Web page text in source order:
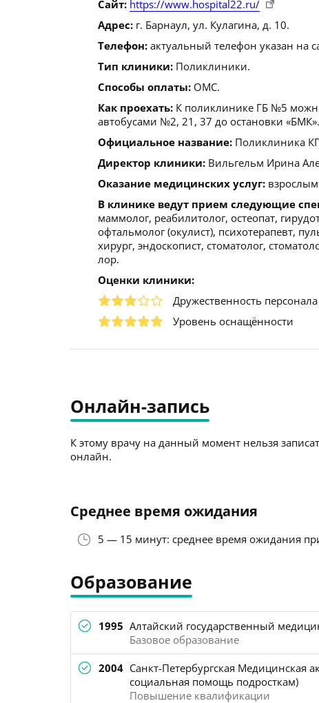
Сайт: https://www.hospital22.ru/
Адрес: г. Барнаул, ул. Кулагина, д. 10.
Телефон: актуальный телефон указан на
Тип клиники: Поликлиники.
Способы оплаты: ОМС.
Как проехать: К поликлинике ГБ №5
автобусами №2, 21, 37 до остановки «БМК».
Официальное название: Поликлиника
Директор клиники: Вильгельм Ирина
Оказание медицинских услуг:
В клинике ведут прием следующие
маммолог, реабилитолог, остеопат,
офтальмолог (окулист), психотерапевт,
хирург, эндоскопист, стоматолог,
лор.
Оценки клиники:
Дружественность персонала
Уровень оснащённости
Онлайн-запись
К этому врачу на данный момент нельзя
онлайн.
Среднее время ожидания
5 — 15 минут: среднее время ожидания
Образование
1995 Алтайский государственный
Базовое образование
2004 Санкт-Петербургская Медицинская
социальная помощь подросткам)
Повышение квалификации